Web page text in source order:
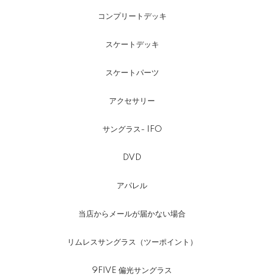
コンプリートデッキ
スケートデッキ
スケートパーツ
アクセサリー
サングラス- IFO
DVD
アパレル
当店からメールが届かない場合
リムレスサングラス（ツーポイント）
9FIVE 偏光サングラス